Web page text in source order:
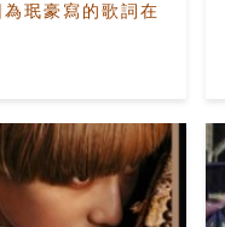
珉豪寫的歌詞在